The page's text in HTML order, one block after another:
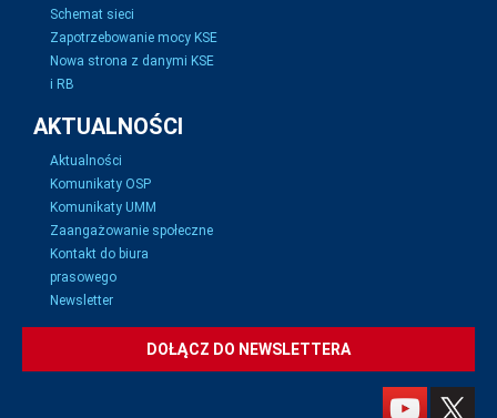
Schemat sieci
Zapotrzebowanie mocy KSE
Nowa strona z danymi KSE
i RB
AKTUALNOŚCI
Aktualności
Komunikaty OSP
Komunikaty UMM
Zaangażowanie społeczne
Kontakt do biura
prasowego
Newsletter
DOŁĄCZ DO NEWSLETTERA